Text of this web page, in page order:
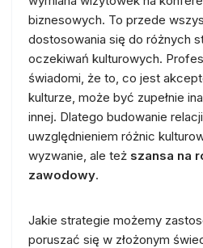
biznesowych. To przede
dostosowania się do różnych
oczekiwań kulturowych.
świadomi, że to, co jest
kulturze, może być zupełnie
innej. Dlatego budowanie
uwzględnieniem różnic
wyzwanie, ale też szansa na
zawodowy.
Jakie strategie możemy
poruszać się w złożonym